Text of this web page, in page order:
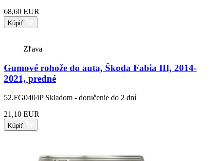
68,60 EUR
Kúpiť
Zľava
Gumové rohože do auta, Škoda Fabia III, 2014-
2021, predné
52.FG0404P Skladom - doručenie do 2 dní
21,10 EUR
Kúpiť